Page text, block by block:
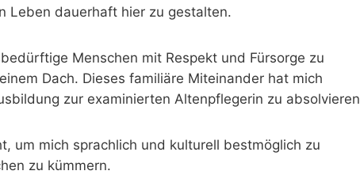
Leben dauerhaft hier zu gestalten.
Menschen mit Respekt und Fürsorge zu
Dach. Dieses familiäre Miteinander hat mich
zur examinierten Altenpflegerin zu
um mich sprachlich und kulturell bestmöglich zu
zu kümmern.